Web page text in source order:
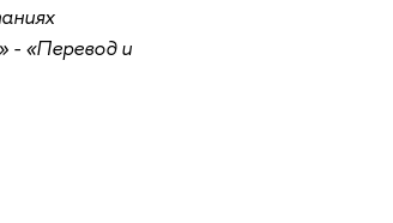
- «Перевод и